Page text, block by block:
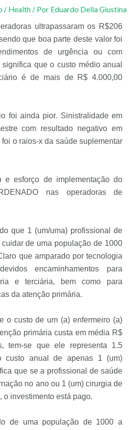
/ Health/ Por Eduardo Della Giustina
ultrapassaram os R$206
que boa parte deste valor foi
de urgência ou com
que o custo médio anual
é de mais de R$ 4.000,00
foi ainda pior. Sinistralidade em
com resultado negativo em
o raios-x da saúde suplementar
e esforço de implementação do
nas operadoras de
que 1 (um/uma) profissional de
de uma população de 1000
que amparado por tecnologia
encaminhamentos para
e terciária, bem como para
da atenção primária.
o custo de um (a) enfermeiro (a)
primária custa em média R$
tem-se que ele representa 1.5
custo anual de apenas 1 (um)
que se a profissional de saúde
no ano ou 1 (um) cirurgia de
o investimento está pago.
de uma população de 1000 a